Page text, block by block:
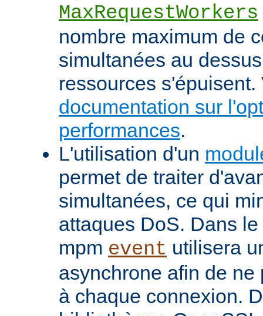
MaxRequestWorkers
nombre maximum de
simultanées au
ressources s'épuisent.
documentation sur
performances.
L'utilisation d'un
permet de traiter
simultanées, ce qui
attaques DoS. Dans
mpm event utilisera
asynchrone afin de
à chaque connexion.